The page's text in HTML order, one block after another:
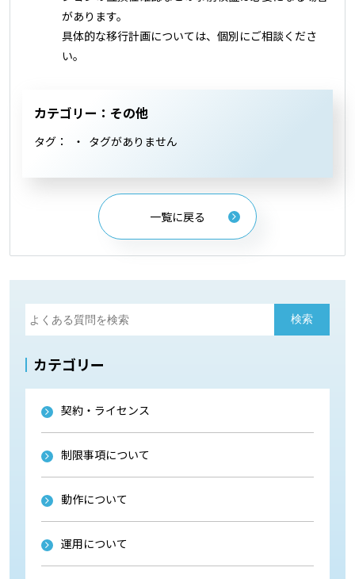
があります。
具体的な移行計画については、個別にご相談くださ
い。
カテゴリー：その他
タグ： タグがありません
一覧に戻る
カテゴリー
契約・ライセンス
制限事項について
動作について
運用について